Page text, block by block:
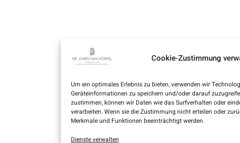
Cookie-Zustimmung
Um ein optimales Erlebnis zu bieten, verwenden wir
Geräteinformationen zu speichern und/oder darauf
zustimmen, können wir Daten wie das Surfverhalten oder
verarbeiten. Wenn sie die Zustimmung nicht erteilen oder
Merkmale und Funktionen beeinträchtigt werden.
Dienste verwalten